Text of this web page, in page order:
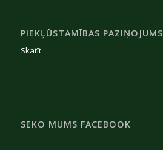
PIEKĻŪSTAMĪBAS PAZIŅOJUMS
Skatīt
SEKO MUMS FACEBOOK